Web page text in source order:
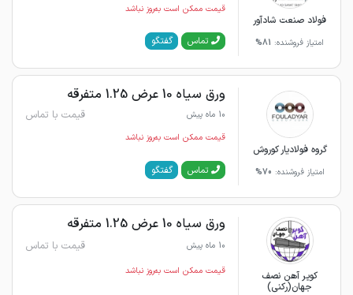
فولاد صنعت شادآور
امتیاز فروشنده: 81%
قیمت ممکن است به‌روز نباشد
تماس گفتگو
گروه فولادیار کوروش
امتیاز فروشنده: 70%
ورق سیاه 10 عرض 1.25 متفرقه
10 ماه پیش قیمت با تماس
قیمت ممکن است به‌روز نباشد
تماس گفتگو
کویر آهن نصف
جهان(رکنی)
ورق سیاه 10 عرض 1.25 متفرقه
10 ماه پیش قیمت با تماس
قیمت ممکن است به‌روز نباشد